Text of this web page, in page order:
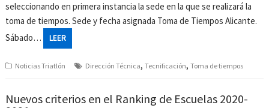
seleccionando en primera instancia la sede en la que se realizará la
toma de tiempos. Sede y fecha asignada Toma de Tiempos Alicante.
Sábado…
LEER
Noticias Triatlón Dirección Técnica,Tecnificación,Toma de tiempos
Nuevos criterios en el Ranking de Escuelas 2020-